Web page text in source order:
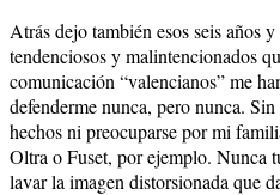
Atrás dejo también esos seis años
tendenciosos y malintencionados
comunicación “valencianos” me
defenderme nunca, pero nunca.
hechos ni preocuparse por mi
Oltra o Fuset, por ejemplo. Nunca
lavar la imagen distorsionada que